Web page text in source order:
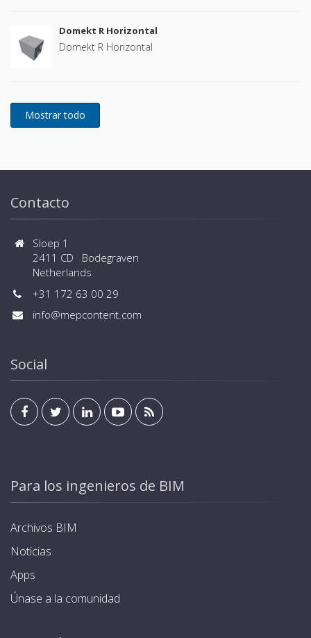
Domekt R Horizontal
Domekt R Horizontal
Contacto
Sloep 1
2411 CD Bodegraven
Netherlands
+31 172 63 00 29
info@mepcontent.com
Social
Para los ingenieros de BIM
Archivos BIM
Noticias
Apps
Únase a la comunidad